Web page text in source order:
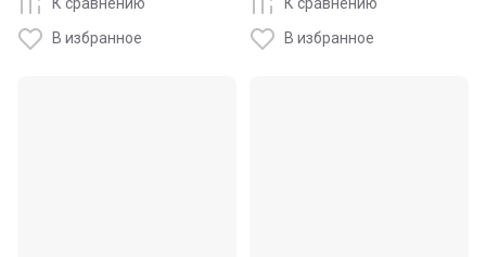
В избранное
В избранное